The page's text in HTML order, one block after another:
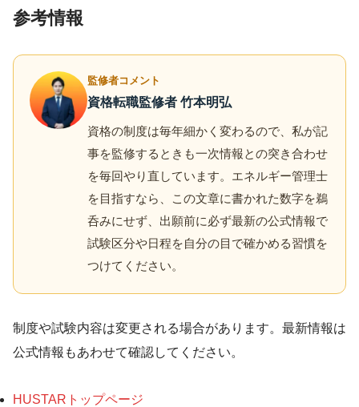
参考情報
監修者コメント
資格転職監修者 竹本明弘
資格の制度は毎年細かく変わるので、私が記
事を監修するときも一次情報との突き合わせ
を毎回やり直しています。エネルギー管理士
を目指すなら、この文章に書かれた数字を鵜
呑みにせず、出願前に必ず最新の公式情報で
試験区分や日程を自分の目で確かめる習慣を
つけてください。
制度や試験内容は変更される場合があります。最新情報は
公式情報もあわせて確認してください。
HUSTARトップページ